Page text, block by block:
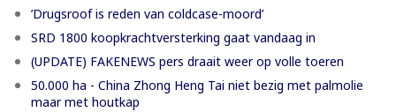
’Drugsroof is reden van coldcase-moord’
SRD 1800 koopkrachtversterking gaat vandaag in
(UPDATE) FAKENEWS pers draait weer op volle toeren
50.000 ha - China Zhong Heng Tai niet bezig met palmolie
maar met houtkap